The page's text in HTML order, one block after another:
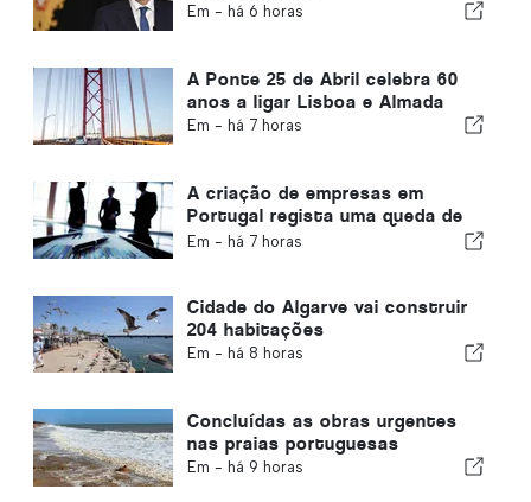
Em - há 6 horas
A Ponte 25 de Abril celebra 60
anos a ligar Lisboa e Almada
Em - há 7 horas
A criação de empresas em
Portugal regista uma queda de
4,2%
Em - há 7 horas
Cidade do Algarve vai construir
204 habitações
Em - há 8 horas
Concluídas as obras urgentes
nas praias portuguesas
Em - há 9 horas